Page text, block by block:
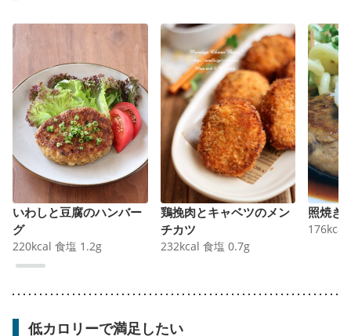
いわしと豆腐のハンバー
グ
220kcal 食塩 1.2g
鶏挽肉とキャベツのメン
チカツ
232kcal 食塩 0.7g
照焼き
176kcal
低カロリーで満足したい